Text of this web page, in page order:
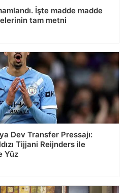
İşte madde madde
tam metni
Dev Transfer Pressajı:
Tijjani Reijnders ile
Yüz